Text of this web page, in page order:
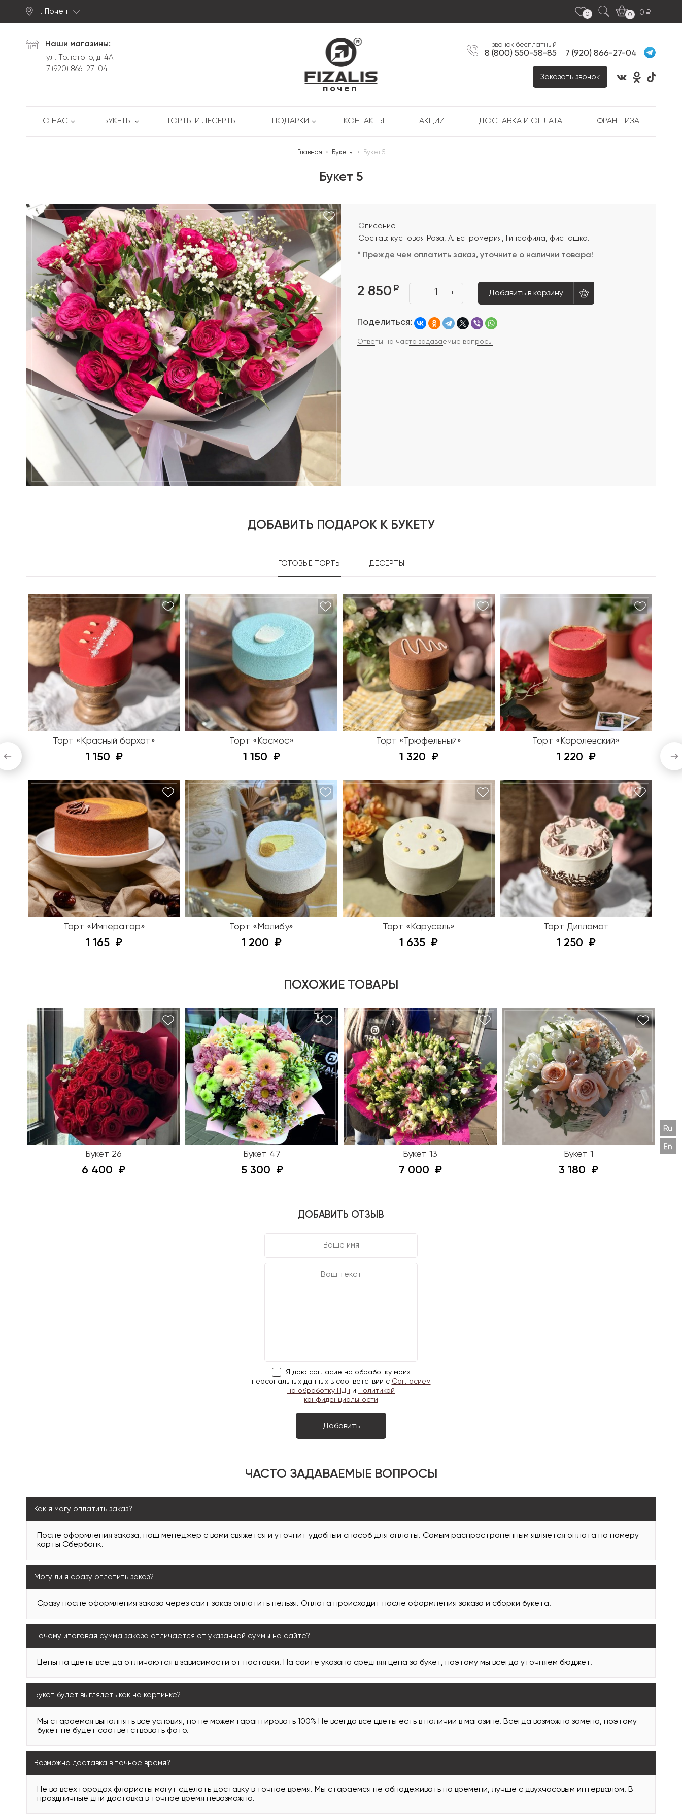
г. Почеп 0 0
0
почеп
Наши магазины:
ул. Толстого, д. 4А
7 (920) 866-27-04
8 (800) 550-58-85
звонок бесплатный
7 (920) 866-27-04
Заказать звонок
О НАС БУКЕТЫ ТОРТЫ И ДЕСЕРТЫ ПОДАРКИ КОНТАКТЫ АКЦИИ ДОСТАВКА И ОПЛАТА ФРАНШИЗА
Главная • Букеты • Букет 5
Букет 5
Описание
Состав: кустовая Роза, Альстромерия, Гипсофила, фисташка.
* Прежде чем оплатить заказ, уточните о наличии товара!
2 850 ₽
- 1 + Добавить в корзину
Поделиться:
Ответы на часто задаваемые вопросы
ДОБАВИТЬ ПОДАРОК К БУКЕТУ
ГОТОВЫЕ ТОРТЫ ДЕСЕРТЫ
Торт «Красный бархат»
1 150
Торт «Космос»
1 150
Торт «Трюфельный»
1 320
Торт «Королевский»
1 220
Торт «Император»
1 165
Торт «Малибу»
1 200
Торт «Карусель»
1 635
Торт Дипломат
1 250
ПОХОЖИЕ ТОВАРЫ
Букет 26
6 400
Букет 47
5 300
Букет 13
7 000
Букет 1
3 180
ДОБАВИТЬ ОТЗЫВ
Я даю согласие на обработку моих
персональных данных в соответствии с Согласием
на обработку ПДн и
Политикой
конфиденциальности
ЧАСТО ЗАДАВАЕМЫЕ ВОПРОСЫ
Как я могу оплатить заказ?
После оформления заказа, наш менеджер с вами свяжется и уточнит удобный способ для оплаты. Самым распространенным является оплата по номеру
карты Сбербанк.
Могу ли я сразу оплатить заказ?
Сразу после оформления заказа через сайт заказ оплатить нельзя. Оплата происходит после оформления заказа и сборки букета.
Почему итоговая сумма заказа отличается от указанной суммы на сайте?
Цены на цветы всегда отличаются в зависимости от поставки. На сайте указана средняя цена за букет, поэтому мы всегда уточняем бюджет.
Букет будет выглядеть как на картинке?
Мы стараемся выполнять все условия, но не можем гарантировать 100% Не всегда все цветы есть в наличии в магазине. Всегда возможно замена, поэтому
букет не будет соответствовать фото.
Возможна доставка в точное время?
Не во всех городах флористы могут сделать доставку в точное время. Мы стараемся не обнадёживать по времени, лучше с двухчасовым интервалом. В
праздничные дни доставка в точное время невозможна.